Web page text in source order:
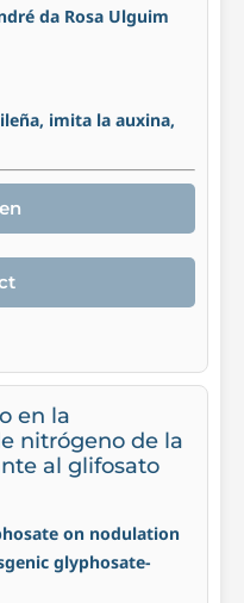
da Rosa Ulguim
imita la auxina,
en la
nitrógeno de la
al glifosato
on nodulation
glyphosate-